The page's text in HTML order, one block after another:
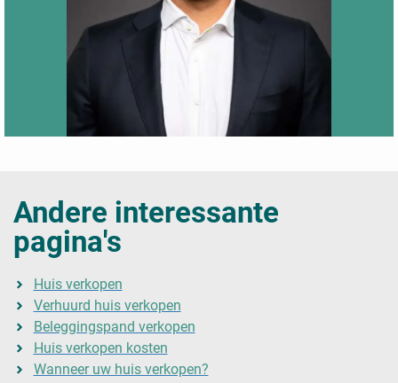
Andere interessante
pagina's
Huis verkopen
Verhuurd huis verkopen
Beleggingspand verkopen
Huis verkopen kosten
Wanneer uw huis verkopen?